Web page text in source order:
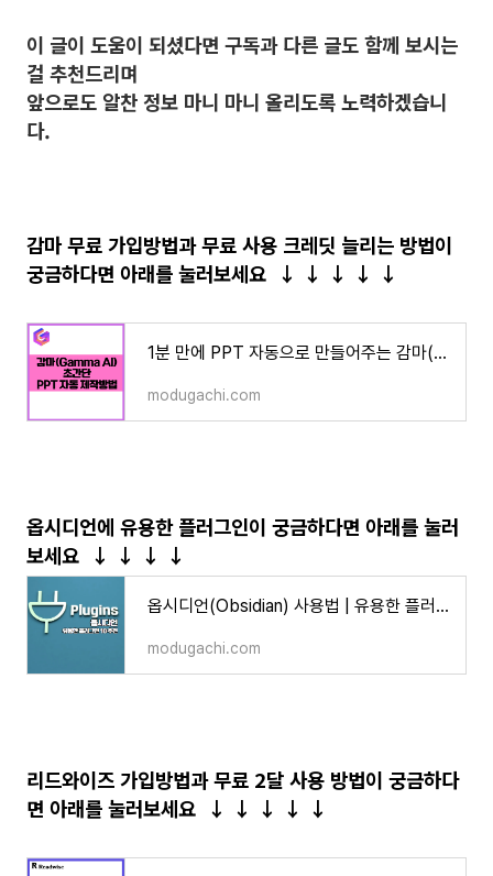
이 글이 도움이 되셨다면 구독과 다른 글도 함께 보시는
걸 추천드리며
앞으로도 알찬 정보 마니 마니 올리도록 노력하겠습니
다.
감마 무료 가입방법과 무료 사용 크레딧 늘리는 방법이
궁금하다면 아래를 눌러보세요 ↓ ↓ ↓ ↓ ↓
1분 만에 PPT 자동으로 만들어주는 감마(Gamma AI) 무료 사용법 및 꿀팁 1편
modugachi.com
옵시디언에 유용한 플러그인이 궁금하다면 아래를 눌러
보세요 ↓ ↓ ↓ ↓
옵시디언(Obsidian) 사용법 | 유용한 플러그인 10가지 추천 및 활용 꿀팁
modugachi.com
리드와이즈 가입방법과 무료 2달 사용 방법이 궁금하다
면 아래를 눌러보세요 ↓ ↓ ↓ ↓ ↓